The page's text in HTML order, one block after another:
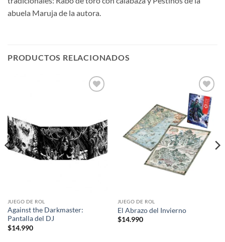
abuela Maruja de la autora.
PRODUCTOS RELACIONADOS
JUEGO DE ROL
Against the Darkmaster:
Pantalla del DJ
$14.990
Añadir
a la
lista de
deseos
JUEGO DE ROL
El Abrazo del Invierno
$14.990